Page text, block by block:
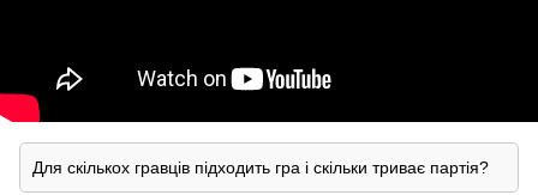
Для скількох гравців підходить гра і скільки триває партія?